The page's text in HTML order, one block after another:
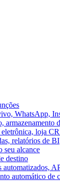
WhatsApp,
armazenamento
eletrônica, loja
relatórios de BI
seu alcance
destino
automatizados,
automático de